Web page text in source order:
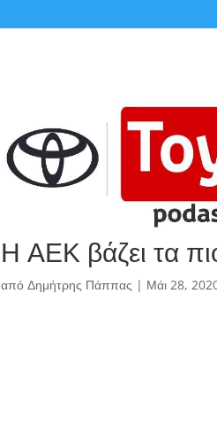
Η ΑΕΚ βάζει τα
από Δημήτρης Πάππας | Μάι 28,